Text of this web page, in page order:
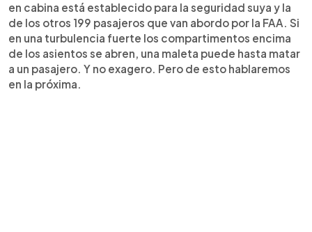
en cabina está establecido para la seguridad suya y la
de los otros 199 pasajeros que van abordo por la FAA. Si
en una turbulencia fuerte los compartimentos encima
de los asientos se abren, una maleta puede hasta matar
a un pasajero. Y no exagero. Pero de esto hablaremos
en la próxima.